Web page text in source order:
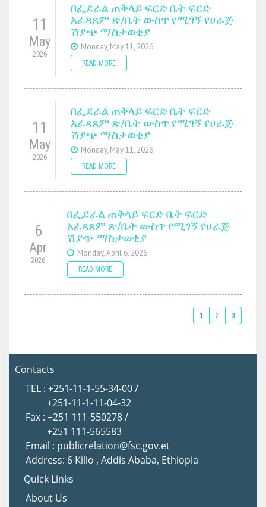
11
May
2026
በፌደራል ጠቅላይ ፍርድ ቤት ፍርድ
አፈጻጸም ጽ/ቤት ውስጥ የሚገኝ የሀራጅ
ሽያጭ ማስታወቂያ
Monday, May 11, 2026
READ MORE
11
May
2026
በፌደራል ጠቅላይ ፍርድ ቤት ፍርድ
አፈጻጸም ጽ/ቤት ውስጥ የሚገኝ የሀራጅ
ሽያጭ ማስታወቂያ
Monday, May 11, 2026
READ MORE
6
Apr
2026
በፌደራል ጠቅላይ ፍርድ ቤት ፍርድ
አፈጻጸም ጽ/ቤት ውስጥ የሚገኝ የሀራጅ
ሽያጭ ማስታወቂያ
Monday, April 6, 2026
READ MORE
1 2 3
Contacts
TEL : +251-11-1-55-34-00 /
+251-11-1-11-04-32
Fax : +251 111-550278 /
+251 111-565583
Email : publicrelation@fsc.gov.et
Address: 6 Killo , Addis Ababa, Ethiopia
Quick Links
About Us